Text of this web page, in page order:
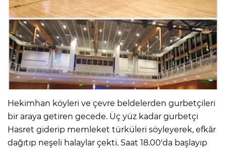
Hekimhan köyleri ve çevre beldelerden gurbetçileri
bir araya getiren gecede. Üç yüz kadar gurbetçi
Hasret giderip memleket türküleri söyleyerek, efkâr
dağıtıp neşeli halaylar çekti. Saat 18.00'da başlayıp